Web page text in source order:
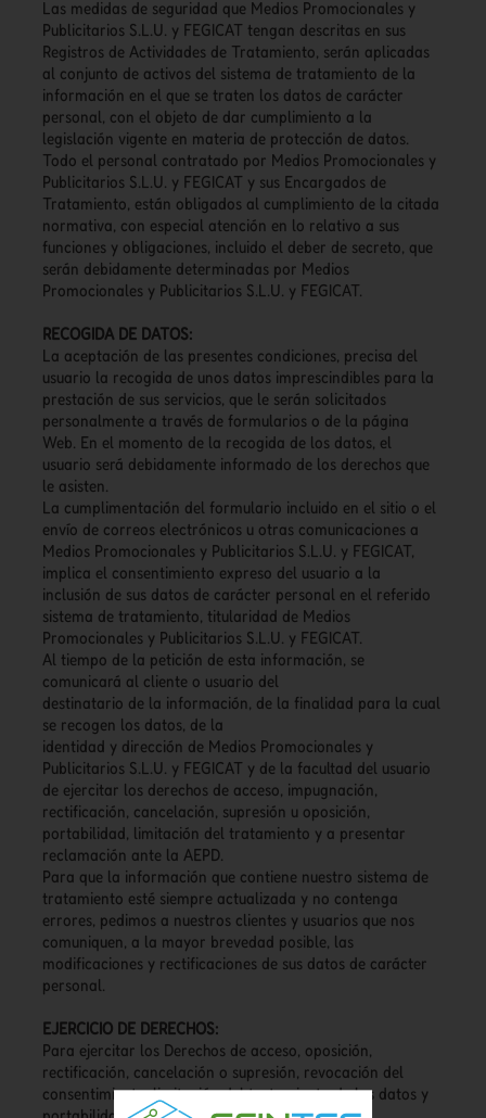
Las medidas de seguridad que Medios Promocionales y
Publicitarios S.L.U. y FEGICAT tengan descritas en sus
Registros de Actividades de Tratamiento, serán aplicadas
al conjunto de activos del sistema de tratamiento de la
información en el que se traten los datos de carácter
personal, con el objeto de dar cumplimiento a la
legislación vigente en materia de protección de datos.
Todo el personal contratado por Medios Promocionales y
Publicitarios S.L.U. y FEGICAT y sus Encargados de
Tratamiento, están obligados al cumplimiento de la citada
normativa, con especial atención en lo relativo a sus
funciones y obligaciones, incluido el deber de secreto, que
serán debidamente determinadas por Medios
Promocionales y Publicitarios S.L.U. y FEGICAT.
RECOGIDA DE DATOS:
La aceptación de las presentes condiciones, precisa del
usuario la recogida de unos datos imprescindibles para la
prestación de sus servicios, que le serán solicitados
personalmente a través de formularios o de la página
Web. En el momento de la recogida de los datos, el
usuario será debidamente informado de los derechos que
le asisten.
La cumplimentación del formulario incluido en el sitio o el
envío de correos electrónicos u otras comunicaciones a
Medios Promocionales y Publicitarios S.L.U. y FEGICAT,
implica el consentimiento expreso del usuario a la
inclusión de sus datos de carácter personal en el referido
sistema de tratamiento, titularidad de Medios
Promocionales y Publicitarios S.L.U. y FEGICAT.
Al tiempo de la petición de esta información, se
comunicará al cliente o usuario del
destinatario de la información, de la finalidad para la cual
se recogen los datos, de la
identidad y dirección de Medios Promocionales y
Publicitarios S.L.U. y FEGICAT y de la facultad del usuario
de ejercitar los derechos de acceso, impugnación,
rectificación, cancelación, supresión u oposición,
portabilidad, limitación del tratamiento y a presentar
reclamación ante la AEPD.
Para que la información que contiene nuestro sistema de
tratamiento esté siempre actualizada y no contenga
errores, pedimos a nuestros clientes y usuarios que nos
comuniquen, a la mayor brevedad posible, las
modificaciones y rectificaciones de sus datos de carácter
personal.
EJERCICIO DE DERECHOS:
Para ejercitar los Derechos de acceso, oposición,
rectificación, cancelación o supresión, revocación del
consentimiento, limitación del tratamiento de los datos y